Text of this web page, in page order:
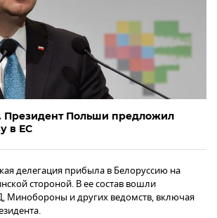
Президент Польши предложил
в ЕС
делегация прибыла в Белоруссию на
стороной. В ее состав вошли
Минобороны и других ведомств, включая